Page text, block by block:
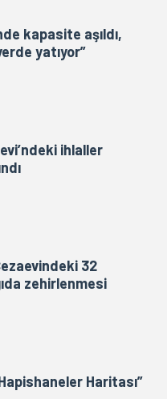
kapasite aşıldı,
yatıyor”
ihlaller
32
zehirlenmesi
Haritası”